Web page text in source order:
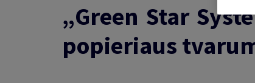
„Green Star
popieriaus